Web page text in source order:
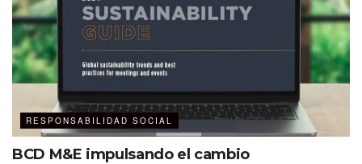
RESPONSABILIDAD SOCIAL
BCD M&E impulsando el cambio